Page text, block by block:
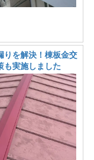
りを解決！棟板金交
も実施しました